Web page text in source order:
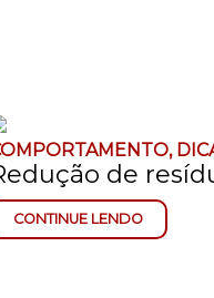
,
de
CONTINUE LENDO